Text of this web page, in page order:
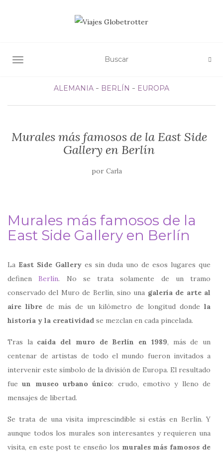
ALTERNAR NAVEGACIÓN
ALEMANIA BERLÍN EUROPA
Murales más famosos de la East Side
Gallery en Berlín
por Carla
Murales más famosos de la
East Side Gallery en Berlín
La East Side Gallery es sin duda uno de esos lugares que
definen Berlín. No se trata solamente de un tramo
conservado del Muro de Berlín, sino una galería de arte al
aire librede más de un kilómetro de longitud dondela
historia y la creatividad se mezclan en cada pincelada.
Tras la caída del muro de Berlín en 1989, más de un
centenar de artistas de todo el mundo fueron invitados a
intervenir este símbolo de la división de Europa. El resultado
fueun museo urbano único: crudo, emotivo y lleno de
mensajes de libertad.
Se trata de una visita imprescindible si estás en Berlín. Y
aunque todos los murales son interesantes y requieren una
visita, en este post te enseño los murales más famosos de